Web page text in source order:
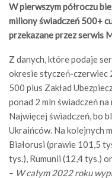
W pierwszym półroczu
miliony świadczeń 500+
przekazane przez serwis
Z danych, które podaje
okresie styczeń-czerwiec
500 plus Zakład
ponad 2 mln świadczeń
Najwięcej świadczeń, bo
Ukraińców. Na kolejnych
Białorusi (prawie 101,5
tys.), Rumunii (12,4 tys.)
– W całym 2022 roku